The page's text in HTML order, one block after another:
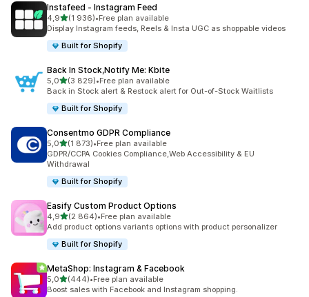
Instafeed ‑ Instagram Feed
4,9/ 5 tähteä
(1 936)
1936 arvostelua yhteensä
•Free plan available
Display Instagram feeds, Reels & Insta UGC as shoppable videos
Built for Shopify
Back In Stock,Notify Me: Kbite
5,0/ 5 tähteä
(3 829)
3829 arvostelua yhteensä
•Free plan available
Back in Stock alert & Restock alert for Out-of-Stock Waitlists
Built for Shopify
Consentmo GDPR Compliance
5,0/ 5 tähteä
(1 873)
1873 arvostelua yhteensä
•Free plan available
GDPR/CCPA Cookies Compliance,Web Accessibility & EU
Withdrawal
Built for Shopify
Easify Custom Product Options
4,9/ 5 tähteä
(2 864)
2864 arvostelua yhteensä
•Free plan available
Add product options variants options with product personalizer
Built for Shopify
MetaShop: Instagram & Facebook
5,0/ 5 tähteä
(444)
444 arvostelua yhteensä
•Free plan available
Boost sales with Facebook and Instagram shopping.